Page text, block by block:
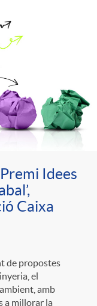
Idees
Caixa
de propostes
el
amb
a millorar la